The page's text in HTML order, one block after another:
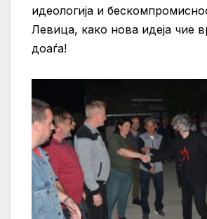
идеологија и
Левица, како нова идеја чие
доаѓа!